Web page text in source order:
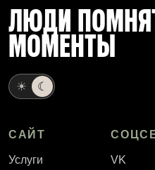
ЛЮДИ
МОМЕНТЫ
☀ ☾
САЙТ
Услуги VK